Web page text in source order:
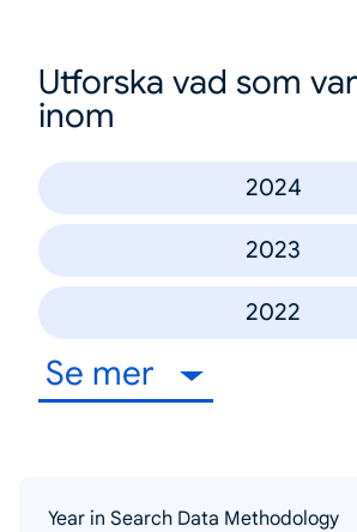
Utforska vad som
inom
2024
2023
2022
Se mer
Year in Search Data Methodology